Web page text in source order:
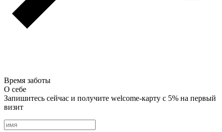
Время заботы
О себе
Запишитесь сейчас и получите welcome-карту с 5% на первый
визит